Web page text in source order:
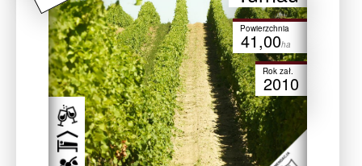
Powierzchnia
41,00ha
Rok zał.
2010